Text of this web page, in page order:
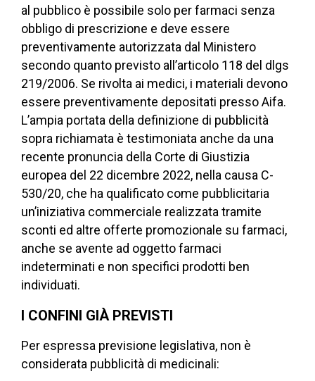
al pubblico è possibile solo per farmaci senza
obbligo di prescrizione e deve essere
preventivamente autorizzata dal Ministero
secondo quanto previsto all’articolo 118 del dlgs
219/2006. Se rivolta ai medici, i materiali devono
essere preventivamente depositati presso Aifa.
L’ampia portata della definizione di pubblicità
sopra richiamata è testimoniata anche da una
recente pronuncia della Corte di Giustizia
europea del 22 dicembre 2022, nella causa C-
530/20, che ha qualificato come pubblicitaria
un’iniziativa commerciale realizzata tramite
sconti ed altre offerte promozionale su farmaci,
anche se avente ad oggetto farmaci
indeterminati e non specifici prodotti ben
individuati.
I CONFINI GIÀ PREVISTI
Per espressa previsione legislativa, non è
considerata pubblicità di medicinali: